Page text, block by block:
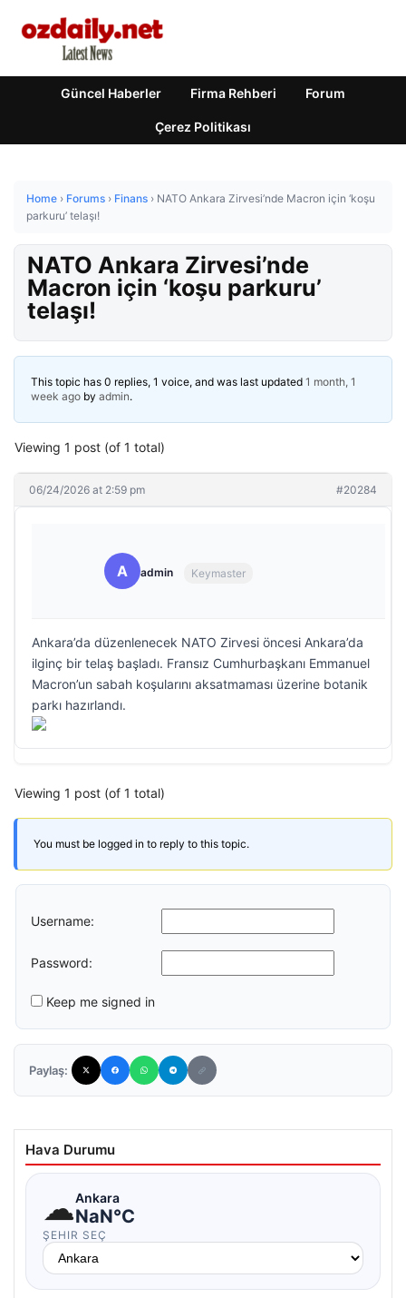
Güncel Haberler Firma Rehberi Forum
Çerez Politikası
Home › Forums › Finans › NATO Ankara Zirvesi’nde Macron için ‘koşu
parkuru’ telaşı!
NATO Ankara Zirvesi’nde
Macron için ‘koşu parkuru’
telaşı!
This topic has 0 replies, 1 voice, and was last updated 1 month, 1
week ago by admin.
Viewing 1 post (of 1 total)
06/24/2026 at 2:59 pm #20284
A admin Keymaster
Ankara’da düzenlenecek NATO Zirvesi öncesi Ankara’da
ilginç bir telaş başladı. Fransız Cumhurbaşkanı Emmanuel
Macron’un sabah koşularını aksatmaması üzerine botanik
parkı hazırlandı.
Viewing 1 post (of 1 total)
You must be logged in to reply to this topic.
Username:
Password:
Keep me signed in
Paylaş:
Hava Durumu
☁Ankara
NaN°C
ŞEHIR SEÇ